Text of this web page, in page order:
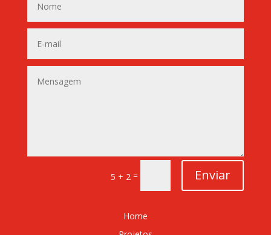
5 + 2 = Enviar
Home